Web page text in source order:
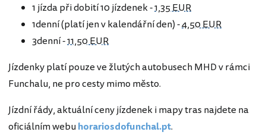
1 jízda při dobití 10 jízdenek -1,35 EUR
1denní (platí jen v kalendářní den) -4,50 EUR
3denní -11,50 EUR
Jízdenky platí pouze ve žlutých autobusech MHD v rámci
Funchalu, ne pro cesty mimo město.
Jízdní řády, aktuální ceny jízdenek i mapy tras najdete na
oficiálním webuhorariosdofunchal.pt.